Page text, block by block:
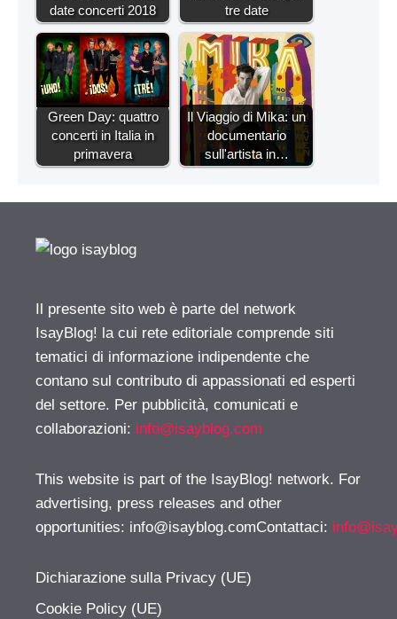
date concerti 2018
tre date
Green Day: quattro
concerti in Italia in
primavera
Il Viaggio di Mika: un
documentario
sull'artista in…
Il presente sito web è parte del network
IsayBlog! la cui rete editoriale comprende siti
tematici di informazione indipendente che
contano sul contributo di appassionati ed esperti
del settore. Per pubblicità, comunicati e
collaborazioni: info@isayblog.com
This website is part of the IsayBlog! network. For
advertising, press releases and other
opportunities: info@isayblog.comContattaci:
Dichiarazione sulla Privacy (UE)
Cookie Policy (UE)